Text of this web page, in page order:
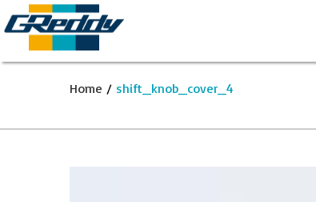
Home / shift_knob_cover_4